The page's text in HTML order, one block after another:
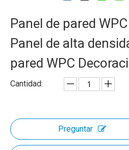
Panel de pared
Panel de alta
pared WPC
Cantidad:
Preguntar